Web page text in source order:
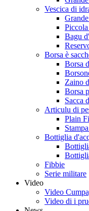
Vescica di
Bagu
Borsa è
Borsa
Zaino
Borsa
Sacca
Articulu di
Plain
Bottiglia
Fibbie
Serie militare
Video
Video
Video di i